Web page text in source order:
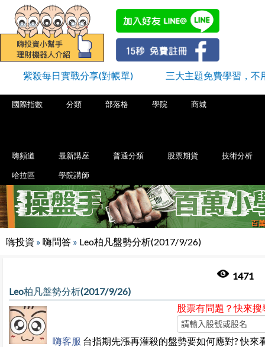
紫殺每日實戰分享(對帳單) 三大主題免費學習，不
國際指數 分類 部落格 學院 商城
嗨頻道 最新講座 普通分類 股票期貨 技術分析
哈拉區 學院講師
嗨投資 » 嗨問答 » Leo柏凡盤勢分析(2017/9/26)
1471
Leo柏凡盤勢分析(2017/9/26)
股票有問題？快來搜
嗨客服 台指期先漲再灌殺的盤勢要如何應對? 快來